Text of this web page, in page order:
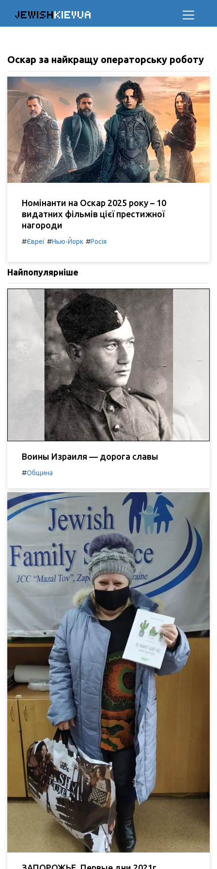
JEWISHKIEVUA
Оскар за найкращу операторську роботу
Номінанти на Оскар 2025 року – 10
видатних фільмів цієї престижної
нагороди
#Євреї #Нью-Йорк #Росія
Найпопулярніше
Воины Израиля — дорога славы
#Община